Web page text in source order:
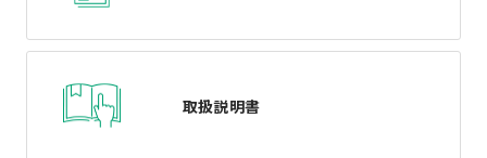
取扱説明書